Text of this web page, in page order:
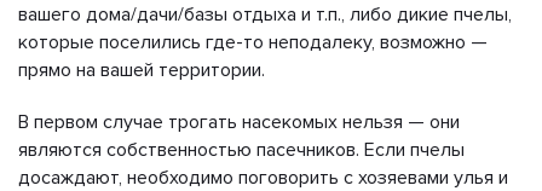
вашего дома/дачи/базы отдыха и т.п., либо дикие пчелы,
которые поселились где-то неподалеку, возможно —
прямо на вашей территории.
В первом случае трогать насекомых нельзя — они
являются собственностью пасечников. Если пчелы
досаждают, необходимо поговорить с хозяевами улья и